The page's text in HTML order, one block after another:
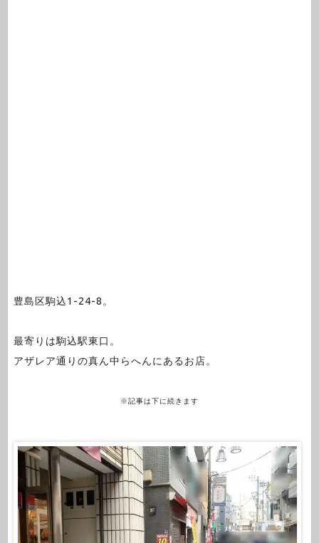
豊島区駒込1-24-8。
最寄りは駒込駅東口。
アザレア通りの真ん中らへんにあるお店。
※記事は下に続きます